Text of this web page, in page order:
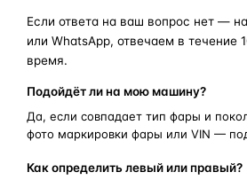
Если ответа на ваш вопрос нет —
или WhatsApp, отвечаем в течение
время.
Подойдёт ли на мою машину?
Да, если совпадает тип фары и
фото маркировки фары или VIN —
Как определить левый или правый?